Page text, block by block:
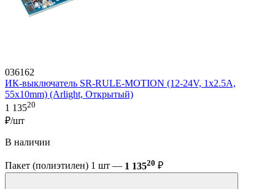
036162
ИК-выключатель SR-RULE-MOTION (12-24V, 1x2.5A,
55x10mm) (Arlight, Открытый)
1 13520
₽/шт
В наличии
Пакет (полиэтилен) 1 шт — 1 13520 ₽